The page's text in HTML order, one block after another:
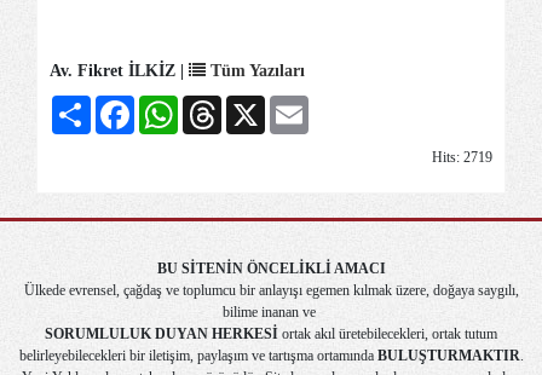
Av. Fikret İLKİZ | Tüm Yazıları
Share FacebookWhatsAppThreads
X
Hits: 2719
BU SİTENİN ÖNCELİKLİ AMACI
Ülkede evrensel, çağdaş ve toplumcu bir anlayışı egemen kılmak üzere, doğaya saygılı,
bilime inanan ve
SORUMLULUK DUYAN HERKESİ ortak akıl üretebilecekleri, ortak tutum
belirleyebilecekleri bir iletişim, paylaşım ve tartışma ortamında BULUŞTURMAKTIR.